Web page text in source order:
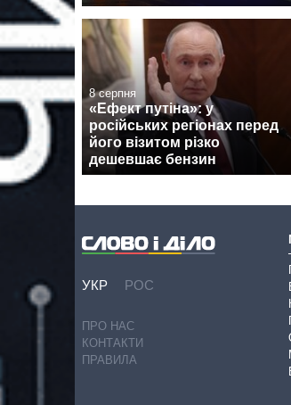
8 серпня
«Ефект путіна»: у
російських регіонах перед
його візитом різко
дешевшає бензин
УКР РОС
ПРО НАС
КОНТАКТИ
ПРАВИЛА